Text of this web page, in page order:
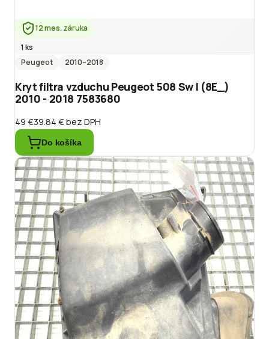
12 mes. záruka
1 ks
Peugeot
2010–2018
Kryt filtra vzduchu Peugeot 508 Sw I (8E_)
2010 - 2018 7583680
49 €39.84 €bez DPH
Do košíka